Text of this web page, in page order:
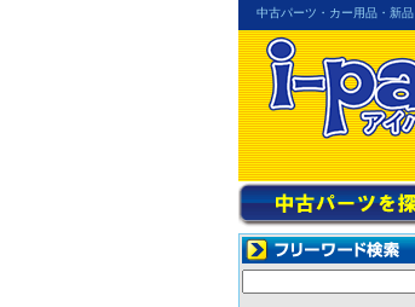
中古パーツ・カー用品・新